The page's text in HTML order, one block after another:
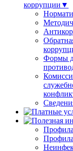
коррупции▼
Формы